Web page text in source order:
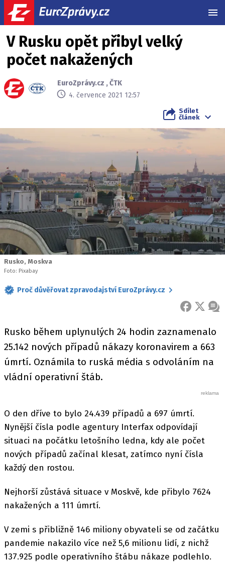
V Rusku opět přibyl velký
počet nakažených
EuroZprávy.cz ,ČTK
4. července 2021 12:57
Sdílet
článek
Rusko, Moskva
Foto: Pixabay
Proč důvěřovat zpravodajství EuroZprávy.cz
FACEBOOK
X
Rusko během uplynulých 24 hodin zaznamenalo
25.142 nových případů nákazy koronavirem a 663
úmrtí. Oznámila to ruská média s odvoláním na
vládní operativní štáb.
O den dříve to bylo 24.439 případů a 697 úmrtí.
Nynější čísla podle agentury Interfax odpovídají
situaci na počátku letošního ledna, kdy ale počet
nových případů začínal klesat, zatímco nyní čísla
každý den rostou.
Nejhorší zůstává situace v Moskvě, kde přibylo 7624
nakažených a 111 úmrtí.
V zemi s přibližně 146 miliony obyvateli se od začátku
pandemie nakazilo více než 5,6 milionu lidí, z nichž
137.925 podle operativního štábu nákaze podlehlo.